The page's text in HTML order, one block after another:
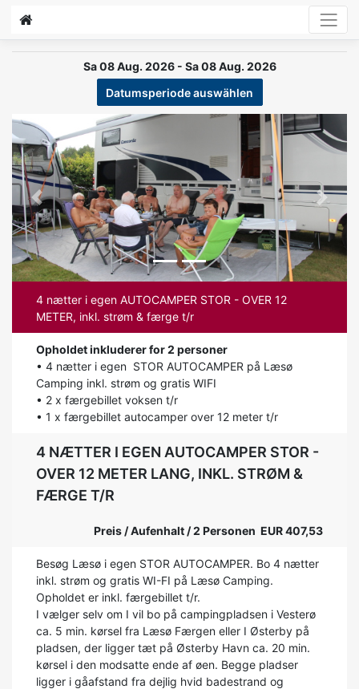
Sa 08 Aug. 2026 - Sa 08 Aug. 2026
Datumsperiode auswählen
Previous Next
4 nætter i egen AUTOCAMPER STOR - OVER 12
METER, inkl. strøm & færge t/r
Opholdet inkluderer for 2 personer
• 4 nætter i egen STOR AUTOCAMPER på Læsø
Camping inkl. strøm og gratis WIFI
• 2 x færgebillet voksen t/r
• 1 x færgebillet autocamper over 12 meter t/r
4 NÆTTER I EGEN AUTOCAMPER STOR -
OVER 12 METER LANG, INKL. STRØM &
FÆRGE T/R
Preis / Aufenhalt / 2 Personen EUR 407,53
Besøg Læsø i egen STOR AUTOCAMPER. Bo 4 nætter
inkl. strøm og gratis WI-FI på Læsø Camping.
Opholdet er inkl. færgebillet t/r.
I vælger selv om I vil bo på campingpladsen i Vesterø
ca. 5 min. kørsel fra Læsø Færgen eller I Østerby på
pladsen, der ligger tæt på Østerby Havn ca. 20 min.
kørsel i den modsatte ende af øen. Begge pladser
ligger i gåafstand fra dejlig hvid badestrand og